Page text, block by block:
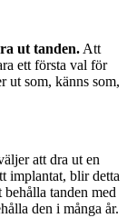
ut tanden.Att
ett första val för
ut som, känns som,
att dra ut en
implantat, blir detta
tanden med
den i många år.